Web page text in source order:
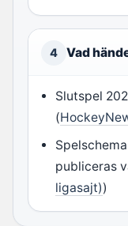
4 Vad
Slutspel
(
publiceras
ligasajt))